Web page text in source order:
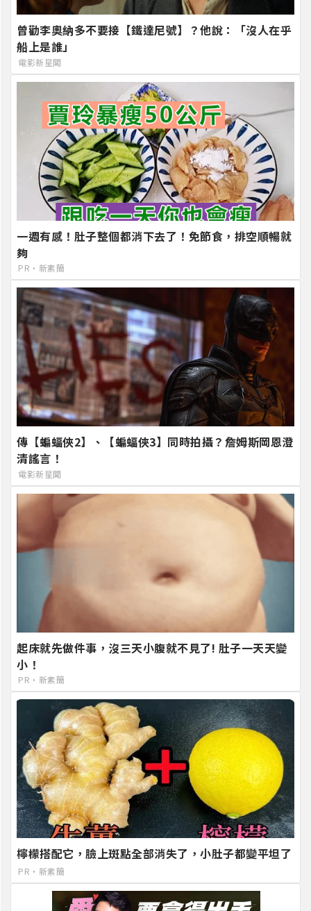
曾勸李奧納多不要接【鐵達尼號】？他說：「沒人在乎
船上是誰」
電影新星聞
一週有感！肚子整個都消下去了！免節食，排空順暢就
夠
PR・新素簡
傳【蝙蝠俠2】、【蝙蝠俠3】同時拍攝？詹姆斯岡恩澄
清謠言！
電影新星聞
起床就先做件事，沒三天小腹就不見了! 肚子一天天變
小！
PR・新素簡
檸檬搭配它，臉上斑點全部消失了，小肚子都變平坦了
PR・新素簡